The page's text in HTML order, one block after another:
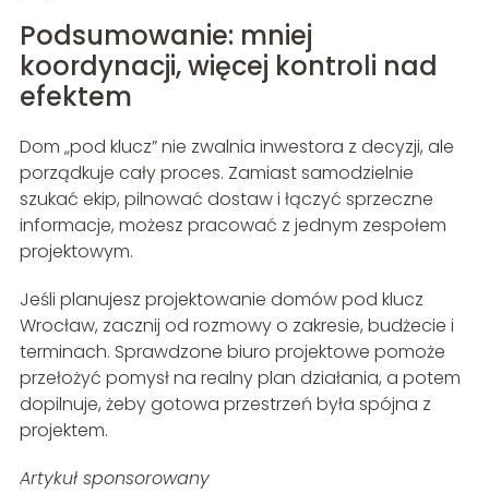
Podsumowanie: mniej
koordynacji, więcej kontroli nad
efektem
Dom „pod klucz” nie zwalnia inwestora z decyzji, ale
porządkuje cały proces. Zamiast samodzielnie
szukać ekip, pilnować dostaw i łączyć sprzeczne
informacje, możesz pracować z jednym zespołem
projektowym.
Jeśli planujesz projektowanie domów pod klucz
Wrocław, zacznij od rozmowy o zakresie, budżecie i
terminach. Sprawdzone biuro projektowe pomoże
przełożyć pomysł na realny plan działania, a potem
dopilnuje, żeby gotowa przestrzeń była spójna z
projektem.
Artykuł sponsorowany